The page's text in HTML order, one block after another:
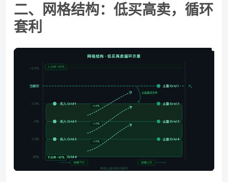
二、网格结构：低买高卖，循环
套利